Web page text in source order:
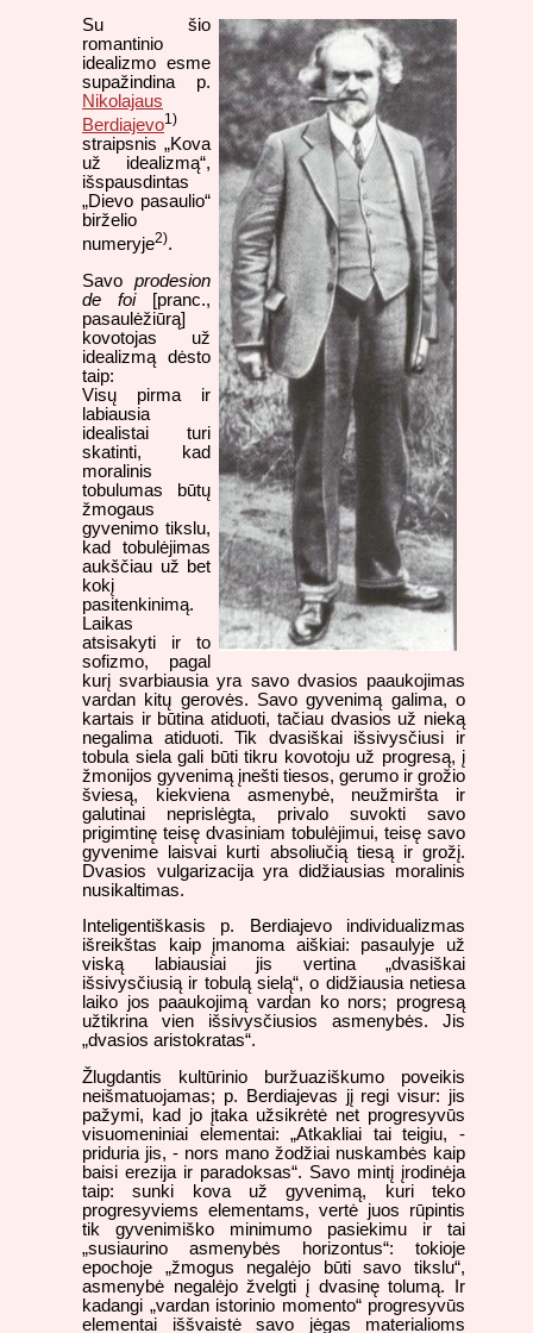
Su šio
romantinio
idealizmo esme
supažindina p.
Nikolajaus
Berdiajevo1)
straipsnis „Kova
už idealizmą“,
išspausdintas
„Dievo pasaulio“
birželio
numeryje2).
Savo prodesion
de foi[pranc.,
pasaulėžiūrą]
kovotojas už
idealizmą dėsto
taip:
Visų pirma ir
labiausia
idealistai turi
skatinti, kad
moralinis
tobulumas būtų
žmogaus
gyvenimo tikslu,
kad tobulėjimas
aukščiau už bet
kokį
pasitenkinimą.
Laikas
atsisakyti ir to
sofizmo, pagal
kurį svarbiausia yra savo dvasios paaukojimas
vardan kitų gerovės. Savo gyvenimą galima, o
kartais ir būtina atiduoti, tačiau dvasios už nieką
negalima atiduoti. Tik dvasiškai išsivysčiusi ir
tobula siela gali būti tikru kovotoju už progresą, į
žmonijos gyvenimą įnešti tiesos, gerumo ir grožio
šviesą, kiekviena asmenybė, neužmiršta ir
galutinai neprislėgta, privalo suvokti savo
prigimtinę teisę dvasiniam tobulėjimui, teisę savo
gyvenime laisvai kurti absoliučią tiesą ir grožį.
Dvasios vulgarizacija yra didžiausias moralinis
nusikaltimas.
Inteligentiškasis p. Berdiajevo individualizmas
išreikštas kaip įmanoma aiškiai: pasaulyje už
viską labiausiai jis vertina „dvasiškai
išsivysčiusią ir tobulą sielą“, o didžiausia netiesa
laiko jos paaukojimą vardan ko nors; progresą
užtikrina vien išsivysčiusios asmenybės. Jis
„dvasios aristokratas“.
Žlugdantis kultūrinio buržuaziškumo poveikis
neišmatuojamas; p. Berdiajevas jį regi visur: jis
pažymi, kad jo įtaka užsikrėtė net progresyvūs
visuomeniniai elementai: „Atkakliai tai teigiu, -
priduria jis, - nors mano žodžiai nuskambės kaip
baisi erezija ir paradoksas“. Savo mintį įrodinėja
taip: sunki kova už gyvenimą, kuri teko
progresyviems elementams, vertė juos rūpintis
tik gyvenimiško minimumo pasiekimu ir tai
„susiaurino asmenybės horizontus“: tokioje
epochoje „žmogus negalėjo būti savo tikslu“,
asmenybė negalėjo žvelgti į dvasinę tolumą. Ir
kadangi „vardan istorinio momento“ progresyvūs
elementai iššvaistė savo jėgas materialioms